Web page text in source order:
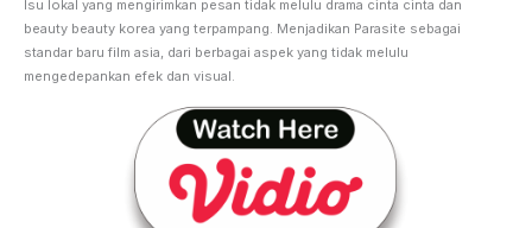
Isu lokal yang mengirimkan pesan tidak melulu drama cinta cinta dan
beauty beauty korea yang terpampang. Menjadikan Parasite sebagai
standar baru film asia, dari berbagai aspek yang tidak melulu
mengedepankan efek dan visual.